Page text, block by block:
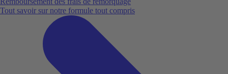
Tout savoir sur notre formule tout compris